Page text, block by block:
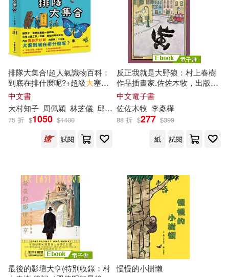
適合平板閱讀(1)
其他 (可複選)
現在可購買商品(11)
作者/演唱/譯/編/繪(20)
排隊大集合!超人氣識物百科：
到底在排什麼呢?+超級大塞車
+昆蟲在排什麼呢?+海底在排
什麼呢?
中文書
大村知子 周佩穎 林芝儀 邱承宗
75 折 $1050 $1400
試閱
反正我就是大野狼：村上春樹
作品插畫家.佐佐木牧，出版50
年經典繪本! (電子書)
中文電子書
佐佐木牧 李彥樺
88 折 $277 $399
紙
試閱
最後的影壇大亨(特別收錄：村 慢慢的小樹懶